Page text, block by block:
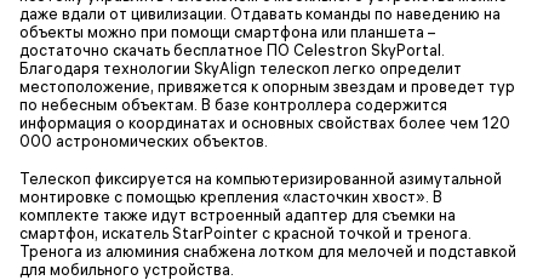
даже вдали от цивилизации. Отдавать команды по наведению на
объекты можно при помощи смартфона или планшета –
достаточно скачать бесплатное ПО Celestron SkyPortal.
Благодаря технологии SkyAlign телескоп легко определит
местоположение, привяжется к опорным звездам и проведет тур
по небесным объектам. В базе контроллера содержится
информация о координатах и основных свойствах более чем 120
000 астрономических объектов.
Телескоп фиксируется на компьютеризированной азимутальной
монтировке с помощью крепления «ласточкин хвост». В
комплекте также идут встроенный адаптер для съемки на
смартфон, искатель StarPointer с красной точкой и тренога.
Тренога из алюминия снабжена лотком для мелочей и подставкой
для мобильного устройства.